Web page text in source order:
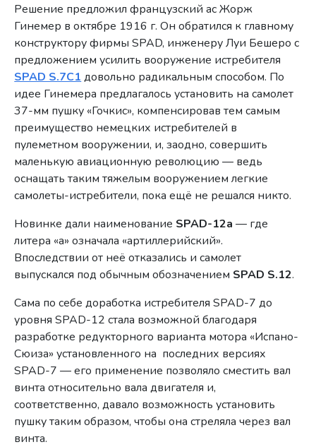
Решение предложил французский ас Жорж
Гинемер в октябре 1916 г. Он обратился к главному
конструктору фирмы SPAD, инженеру Луи Бешеро с
предложением усилить вооружение истребителя
SPAD S.7C1 довольно радикальным способом. По
идее Гинемера предлагалось установить на самолет
37-мм пушку «Гочкис», компенсировав тем самым
преимущество немецких истребителей в
пулеметном вооружении, и, заодно, совершить
маленькую авиационную революцию — ведь
оснащать таким тяжелым вооружением легкие
самолеты-истребители, пока ещё не решался никто.
Новинке дали наименование SPAD-12a — где
литера «а» означала «артиллерийский».
Впоследствии от неё отказались и самолет
выпускался под обычным обозначением SPAD S.12.
Сама по себе доработка истребителя SPAD-7 до
уровня SPAD-12 стала возможной благодаря
разработке редукторного варианта мотора «Испано-
Сюиза» установленного на последних версиях
SPAD-7 — его применение позволяло сместить вал
винта относительно вала двигателя и,
соответственно, давало возможность установить
пушку таким образом, чтобы она стреляла через вал
винта.